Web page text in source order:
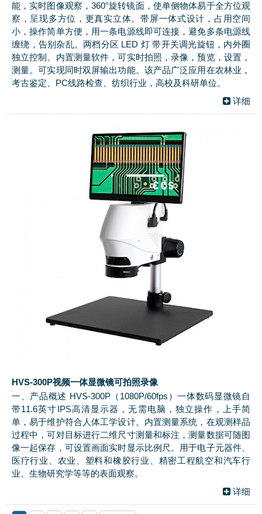
能，实时图像观察，360°旋转镜面，使单侧物体易于全方位观
察，呈现多方位，更真实立体。带屏一体式设计，占用空间
小，操作简单方便，用一条电源线即可连接，避免多条电源线
缠绕，告别杂乱。两档分区 LED 灯 带开关调光旋钮，内外圈
独立控制。内置测量软件，可实时拍照，录像，预览，设置，
测量。可实现同时双屏输出功能。该产品广泛应用在农林业，
考古鉴定、PC线路检查、纺织行业，高校及科研单位。
详细
HVS-300P视频一体显微镜可拍照录像
一、产品概述 HVS-300P（1080P/60fps）一体数码显微镜自
带11.6英寸IPS高清显示器，无需电脑，独立操作，上手简
单，易于维护符合人体工学设计。内置测量系统，在观测样品
过程中，可对目标进行二维尺寸测量和标注，测量数据可随图
像一起保存，可设置画面实时显示比例尺。用于电子元器件、
医疗行业、农业、塑料和橡胶行业、精密工程航空和汽车行
业、生物研究学等等的表面观察。
详细